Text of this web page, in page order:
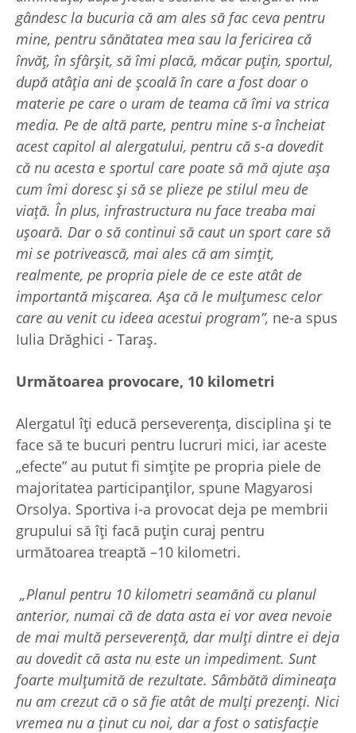
gândesc la bucuria că am ales să fac ceva pentru
mine, pentru sănătatea mea sau la fericirea că
învăț, în sfârșit, să îmi placă, măcar puțin, sportul,
după atâția ani de școală în care a fost doar o
materie pe care o uram de teama că îmi va strica
media. Pe de altă parte, pentru mine s-a încheiat
acest capitol al alergatului, pentru că s-a dovedit
că nu acesta e sportul care poate să mă ajute așa
cum îmi doresc și să se plieze pe stilul meu de
viață. În plus, infrastructura nu face treaba mai
ușoară. Dar o să continui să caut un sport care să
mi se potrivească, mai ales că am simțit,
realmente, pe propria piele de ce este atât de
importantă mișcarea. Așa că le mulțumesc celor
care au venit cu ideea acestui program”, ne-a spus
Iulia Drăghici - Taraș.
Următoarea provocare, 10 kilometri
Alergatul îți educă perseverența, disciplina și te
face să te bucuri pentru lucruri mici, iar aceste
„efecte” au putut fi simțite pe propria piele de
majoritatea participanților, spune Magyarosi
Orsolya. Sportiva i-a provocat deja pe membrii
grupului să îți facă puțin curaj pentru
următoarea treaptă –10 kilometri.
„Planul pentru 10 kilometri seamănă cu planul
anterior, numai că de data asta ei vor avea nevoie
de mai multă perseverență, dar mulți dintre ei deja
au dovedit că asta nu este un impediment. Sunt
foarte mulțumită de rezultate. Sâmbătă dimineața
nu am crezut că o să fie atât de mulți prezenți. Nici
vremea nu a ținut cu noi, dar a fost o satisfacție